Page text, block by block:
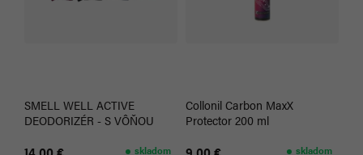
SMELL WELL ACTIVE
DEODORIZÉR - S VÔŇOU
skladom
Collonil Carbon MaxX
Protector 200 ml
skladom